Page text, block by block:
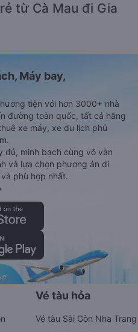
từ Cà Mau đi Gia
Máy bay,
tiện với hơn 3000+ nhà
đường toàn quốc, tất cả hãng
xe máy, xe du lịch phủ
đủ, minh bạch cùng vô vàn
và lựa chọn phương án di
phù hợp nhất.
Vé tàu hỏa
Vé tàu Sài Gòn Nha Trang